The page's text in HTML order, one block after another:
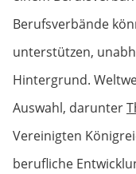
Berufsverbände
unterstützen,
Hintergrund.
Auswahl, darunter
Vereinigten
berufliche